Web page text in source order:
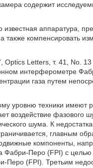
содержит
аппаратура,
также компенсировать
Letters, т. 41, No. 13
интерферометре
газа путем
уровню техники имеют
воздействие фазового
шума. К
главным
компоненты,
Фабри-Перо (FPI) с целью
Перо (FPI). Третьим